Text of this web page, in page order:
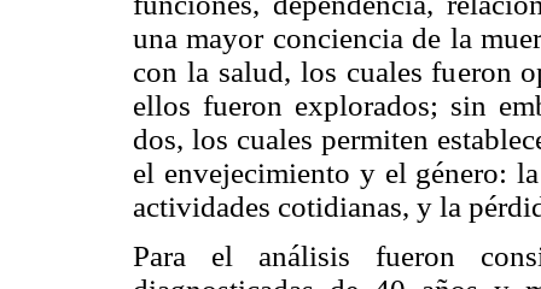
una mayor conciencia de la
con la salud, los cuales fueron
ellos fueron explorados; sin
dos, los cuales permiten
el envejecimiento y el género:
actividades cotidianas, y la
Para el análisis fueron